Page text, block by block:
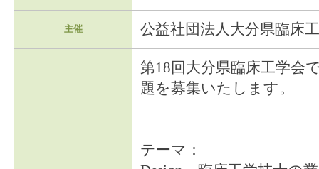
主催 公益社団法人大分県臨床
第18回大分県臨床工学会
題を募集いたします。
テーマ：